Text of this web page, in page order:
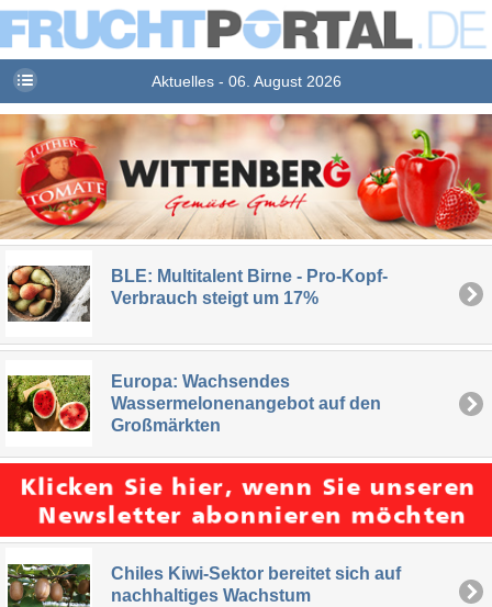
Aktuelles - 06. August 2026
BLE: Multitalent Birne - Pro-Kopf-
Verbrauch steigt um 17%
Europa: Wachsendes
Wassermelonenangebot auf den
Großmärkten
Chiles Kiwi-Sektor bereitet sich auf
nachhaltiges Wachstum